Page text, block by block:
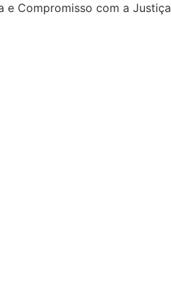
e Compromisso com a Justiça